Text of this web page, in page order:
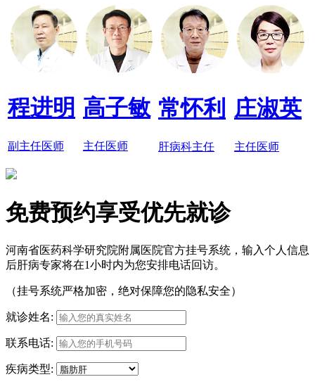
程进明
副主任医师
高子敏
主任医师
常怀利
肝病科主任
庄淑英
主任医师
免费预约享受优先就诊
河南省医药科学研究院附属医院官方挂号系统，输入个人信息
后肝病专家将在1小时内为您安排电话回访。
（挂号系统严格加密，绝对保障您的隐私安全）
就诊姓名:
联系电话:
疾病类型: